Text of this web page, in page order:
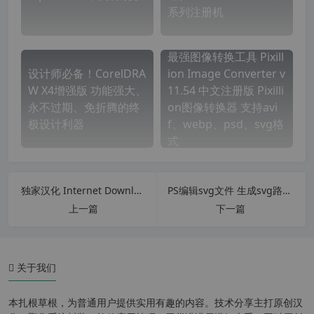
系列注册机
设计师必备！CorelDRA
W X4增强版 功能强大、
永不过期、免折腾的终
极设计利器
最强图像转换工具 Pixill
ion Image Converter v
11.54 中文注册版 Pixilli
on图像转换器 支持avi
f、webp、psd、svg格
独家汉化 Internet Download Manager (IDM) v6.41.20 中文特别版 下载神器 永不失效 可升级
上一篇
PS编辑svg文件 生成svg路径 快速导出SVG文件方法
下一篇
关于我们
本扎根草根，为普通用户提供实用有趣的内容。技术分享主打原创汉